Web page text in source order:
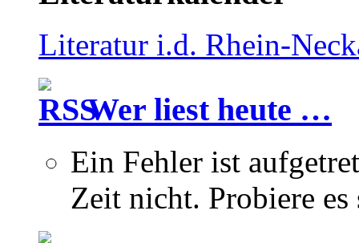
Literatur i.d. Rhein-
Wer liest heute …
Ein Fehler ist
Zeit nicht. Probiere